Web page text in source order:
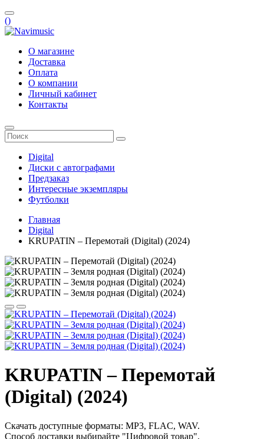
()
О магазине
Доставка
Оплата
О компании
Личный кабинет
Контакты
Digital
Диски с автографами
Предзаказ
Интересные экземпляры
Футболки
Главная
Digital
KRUPATIN – Перемотай (Digital) (2024)
KRUPATIN – Перемотай
(Digital) (2024)
Скачать доступные форматы: MP3, FLAC, WAV.
Способ доставки выбирайте "Цифровой товар".